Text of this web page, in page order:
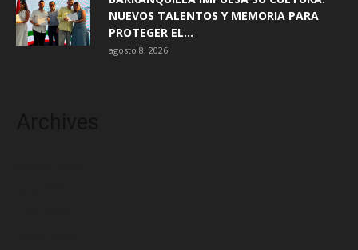
NUEVOS TALENTOS Y MEMORIA PARA
PROTEGER EL...
agosto 8, 2026